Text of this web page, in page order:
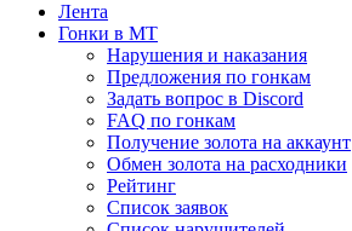
Лента
Гонки в МТ
Нарушения и наказания
Предложения по гонкам
Задать вопрос в Discord
FAQ по гонкам
Получение золота на аккаунт
Обмен золота на расходники
Рейтинг
Список заявок